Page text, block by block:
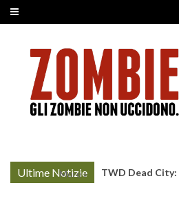
Ultime Notizie
More »
TWD Dead